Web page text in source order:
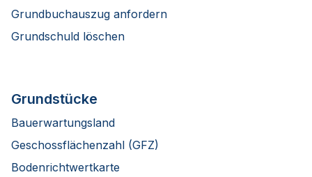
Grundbuchauszug anfordern
Grundschuld löschen
Grundstücke
Bauerwartungsland
Geschossflächenzahl (GFZ)
Bodenrichtwertkarte